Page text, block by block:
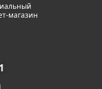
магазин